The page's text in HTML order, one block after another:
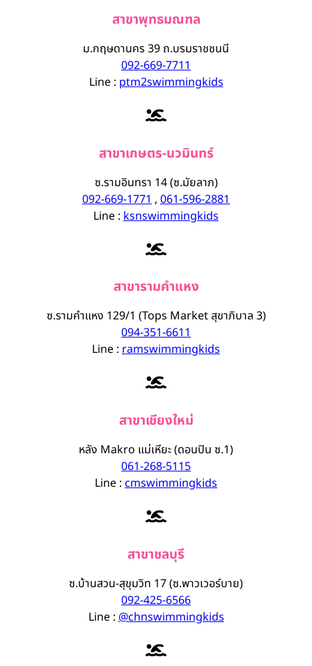
สาขาพุทธมณฑล
ม.กฤษดานคร 39 ถ.บรมราชชนนี
092-669-7711
Line : ptm2swimmingkids
สาขาเกษตร-นวมินทร์
ซ.รามอินทรา 14 (ซ.มัยลาภ)
092-669-1771 , 061-596-2881
Line : ksnswimmingkids
สาขารามคำแหง
ซ.รามคำแหง 129/1 (Tops Market สุขาภิบาล 3)
094-351-6611
Line : ramswimmingkids
สาขาเชียงใหม่
หลัง Makro แม่เหียะ (ดอนปิน ซ.1)
061-268-5115
Line : cmswimmingkids
สาขาชลบุรี
ซ.บ้านสวน-สุขุมวิท 17 (ซ.พาวเวอร์บาย)
092-425-6566
Line :@chnswimmingkids